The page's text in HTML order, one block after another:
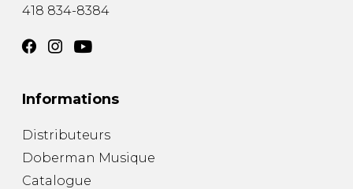
418 834-8384
Informations
Distributeurs
Doberman Musique
Catalogue